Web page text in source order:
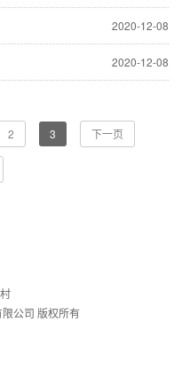
2020-12-08
2020-12-08
2 3 下一页
公司 版权所有